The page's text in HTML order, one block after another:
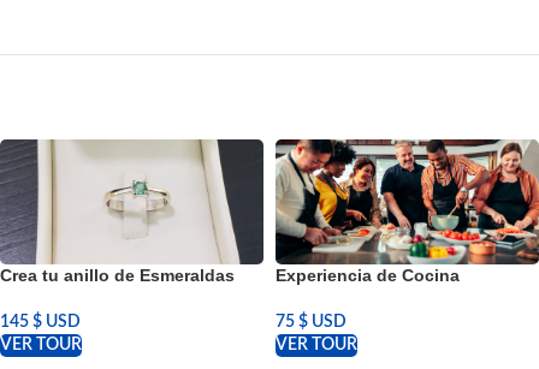
Crea tu anillo de Esmeraldas
145 $ USD
VER TOUR
Experiencia de Cocina
75 $ USD
VER TOUR